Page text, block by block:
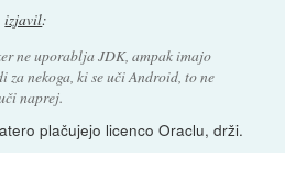
izjavil:
ne uporablja JDK, ampak imajo
nekoga, ki se uči Android, to ne
naprej.
plačujejo licenco Oraclu, drži.